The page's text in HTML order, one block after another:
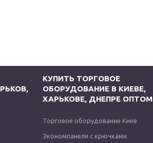
КУПИТЬ ТОРГОВОЕ
ОБОРУДОВАНИЕ В КИЕВЕ,
ХАРЬКОВЕ, ДНЕПРЕ ОПТОМ
Торговое оборудование Киев
Экономпанели с крючками